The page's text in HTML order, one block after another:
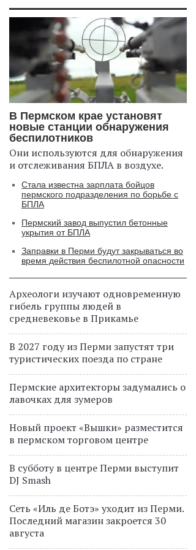
В Пермском крае установят
новые станции обнаружения
беспилотников
Они используются для обнаружения
и отслеживания БПЛА в воздухе.
Стала известна зарплата бойцов
пермского подразделения по борьбе с
БПЛА
Пермский завод выпустил бетонные
укрытия от БПЛА
Заправки в Перми будут закрываться во
время действия беспилотной опасности
Археологи изучают одновременную
гибель группы людей в
средневековье в Прикамье
В 2027 году из Перми запустят три
туристических поезда по стране
Пермские архитекторы задумались о
лавочках для зумеров
Новый проект «Вышки» разместится
в пермском торговом центре
В субботу в центре Перми выступит
DJ Smash
Сеть «Иль де Ботэ» уходит из Перми.
Последний магазин закроется 30
августа